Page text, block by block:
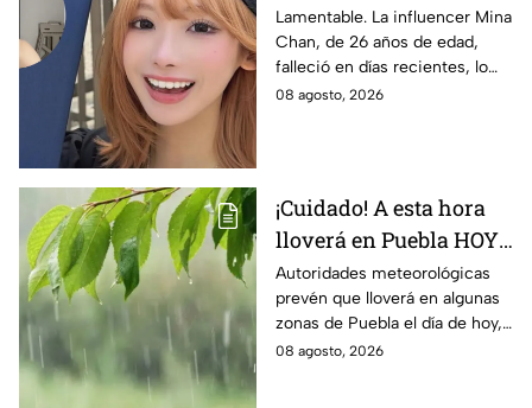
Chan durante
transmisión en vivo;
así fueron sus últimos
momentos
Lamentable. La influencer Mina
Chan, de 26 años de edad,
falleció en días recientes, lo
que ha generado profunda
08 agosto, 2026
¡Cuidado! A esta hora
lloverá en Puebla HOY
sábado; estas serían las
zonas afectadas
Autoridades meteorológicas
prevén que lloverá en algunas
zonas de Puebla el día de hoy,
incluyendo la capital poblana,
08 agosto, 2026